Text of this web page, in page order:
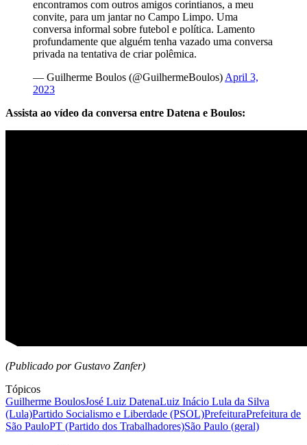
encontramos com outros amigos corintianos, a meu
convite, para um jantar no Campo Limpo. Uma
conversa informal sobre futebol e política. Lamento
profundamente que alguém tenha vazado uma conversa
privada na tentativa de criar polêmica.
— Guilherme Boulos (@GuilhermeBoulos) April 3,
2023
Assista ao vídeo da conversa entre Datena e Boulos:
(Publicado por Gustavo Zanfer)
Tópicos
Guilherme BoulosJosé Luiz DatenaLuiz Inácio Lula da Silva
(Lula)Partido Socialismo e Liberdade (PSOL)PrefeituraPrefeitura de
São PauloPT (Partido dos Trabalhadores)São Paulo (geral)